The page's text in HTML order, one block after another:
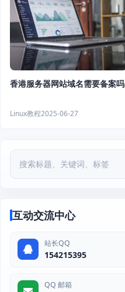
香港服务器网站域名需要备案吗
Linux教程2025-06-27
互动交流中心
站长QQ
154215395
QQ 邮箱